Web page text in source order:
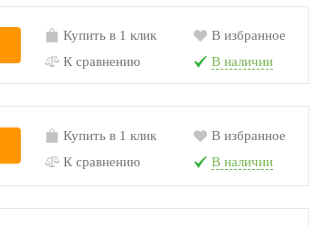
Купить в 1 клик
К сравнению
В избранное
В наличии
Купить в 1 клик
К сравнению
В избранное
В наличии